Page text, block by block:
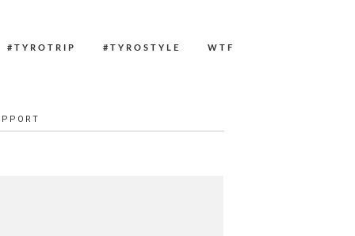
#TYROTRIP #TYROSTYLE WTF